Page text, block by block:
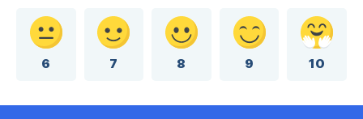
6 7 8 9 10